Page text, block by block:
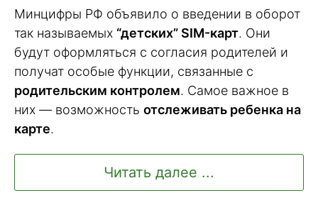
Минцифры РФ объявило о введении в оборот
так называемых “детских” SIM-карт. Они
будут оформляться с согласия родителей и
получат особые функции, связанные с
родительским контролем. Самое важное в
них — возможность отслеживать ребенка на
карте.
Читать далее ...